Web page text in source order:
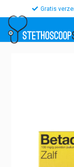
Gratis
STETHOSCOOP